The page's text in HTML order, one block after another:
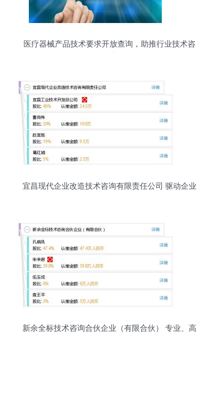
医疗器械产品技术要求开放查询，助推行业技术咨
宜昌现代企业改造技术咨询有限责任公司 驱动企业
新余全标技术咨询合伙企业（有限合伙） 专业、高